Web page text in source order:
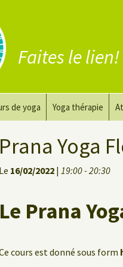
Faites le lien!
de yoga
de récupération
Yoga thérapie
Le yoga pour guérir
Prana Yoga
Le 16/02/2022 | 19:00 - 20:30
Le Prana
cours est donné sous form